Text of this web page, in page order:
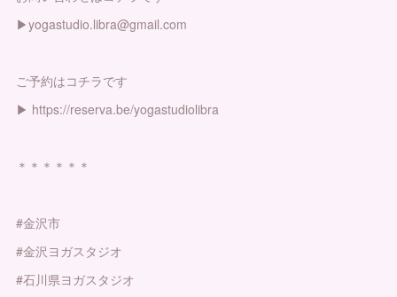
▶︎yogastudio.libra@gmail.com
ご予約はコチラです
▶︎ https://reserva.be/yogastudiolibra
＊＊＊＊＊＊
#金沢市
#金沢ヨガスタジオ
#石川県ヨガスタジオ